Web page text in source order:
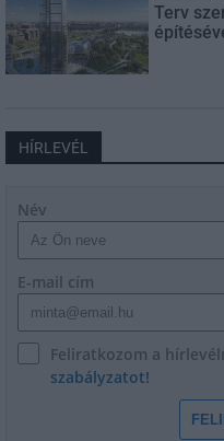
Terv
HÍRLEVÉL
Név
E-mail cím
Feliratkozom a
szabályzatot!